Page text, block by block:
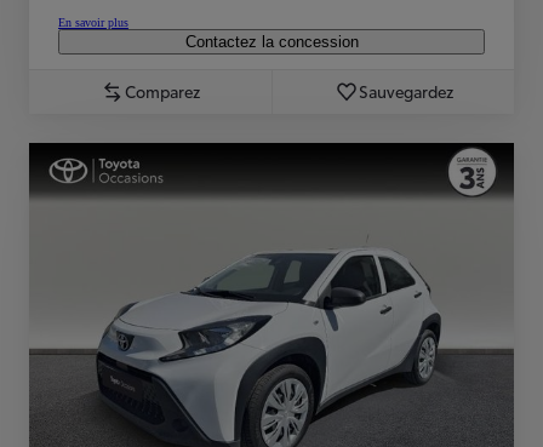
En savoir plus
Contactez la concession
Comparez Sauvegardez